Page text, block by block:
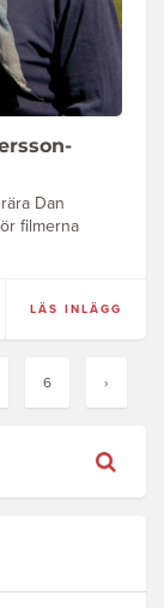
Dan
filmerna
LÄS INLÄGG
6 ›